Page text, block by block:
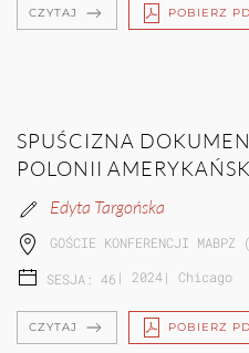
CZYTAJ POBIERZ
SPUŚCIZNA
POLONII
Edyta Targońska
GOŚCIE KONFERENCJI
SESJA: 46 | 2024| Chicago
CZYTAJ POBIERZ